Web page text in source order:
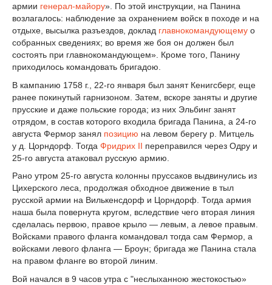
армии генерал-майору». По этой инструкции, на Панина
возлагалось: наблюдение за охранением войск в походе и на
отдыхе, высылка разъездов, доклад главнокомандующему о
собранных сведениях; во время же боя он должен был
состоять при главнокомандующем». Кроме того, Панину
приходилось командовать бригадою.
В кампанию 1758 г., 22-го января был занят Кенигсберг, еще
ранее покинутый гарнизоном. Затем, вскоре заняты и другие
прусские и даже польские города; из них Эльбинг занят
отрядом, в состав которого входила бригада Панина, а 24-го
августа Фермор занял позицию на левом берегу р. Митцель
у д. Цорндорф. Тогда Фридрих II переправился через Одру и
25-го августа атаковал русскую армию.
Рано утром 25-го августа колонны пруссаков выдвинулись из
Цихерского леса, продолжая обходное движение в тыл
русской армии на Вилькенсдорф и Цорндорф. Тогда армия
наша была повернута кругом, вследствие чего вторая линия
сделалась первою, правое крыло — левым, а левое правым.
Войсками правого фланга командовал тогда сам Фермор, а
войсками левого фланга — Броун; бригада же Панина стала
на правом фланге во второй линим.
Вой начался в 9 часов утра с "неслыханною жестокостью»